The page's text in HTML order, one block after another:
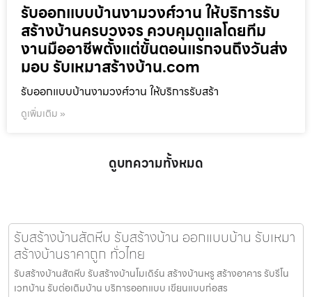
รับออกแบบบ้านงามวงศ์วาน ให้บริการรับ
สร้างบ้านครบวงจร ควบคุมดูแลโดยทีม
งานมืออาชีพตั้งแต่ขั้นตอนแรกจนถึงวันส่ง
มอบ รับเหมาสร้างบ้าน.com
รับออกแบบบ้านงามวงศ์วาน ให้บริการรับสร้า
ดูเพิ่มเติม »
ดูบทความทั้งหมด
รับสร้างบ้านสัตหีบ รับสร้างบ้าน ออกแบบบ้าน รับเหมา
สร้างบ้านราคาถูก ทั่วไทย
รับสร้างบ้านสัตหีบ รับสร้างบ้านโมเดิร์น สร้างบ้านหรู สร้างอาคาร รับรีโน
เวทบ้าน รับต่อเติมบ้าน บริการออกแบบ เขียนแบบก่อสร